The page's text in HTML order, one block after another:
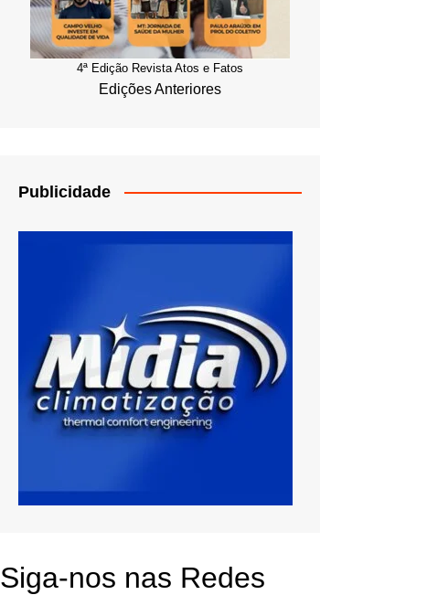
4ª Edição Revista Atos e Fatos
Edições Anteriores
Publicidade
Siga-nos nas Redes